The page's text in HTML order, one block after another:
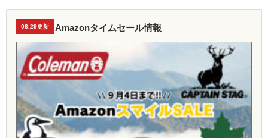
08.29更新 Amazonタイムセール情報